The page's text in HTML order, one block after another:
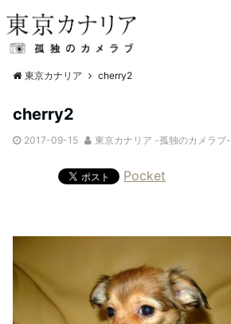
東京カナリア cherry2
cherry2
2017-09-15 東京カナリア -孤独のカメラブ-
Pocket